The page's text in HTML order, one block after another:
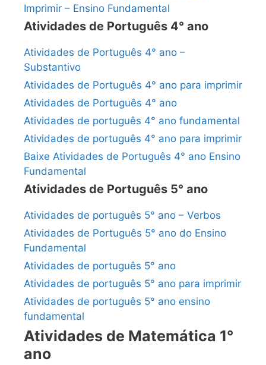
Imprimir – Ensino Fundamental
Atividades de Português 4° ano
Atividades de Português 4° ano –
Substantivo
Atividades de Português 4° ano para imprimir
Atividades de Português 4° ano
Atividades de português 4° ano fundamental
Atividades de português 4° ano para imprimir
Baixe Atividades de Português 4° ano Ensino
Fundamental
Atividades de Português 5° ano
Atividades de português 5° ano – Verbos
Atividades de Português 5° ano do Ensino
Fundamental
Atividades de português 5° ano
Atividades de português 5° ano para imprimir
Atividades de português 5° ano ensino
fundamental
Atividades de Matemática 1°
ano